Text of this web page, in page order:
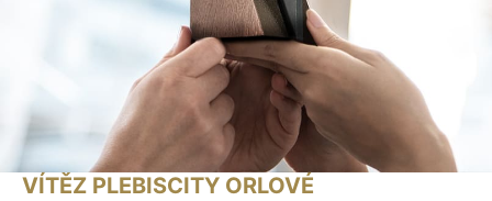
VÍTĚZ PLEBISCITY ORLOVÉ